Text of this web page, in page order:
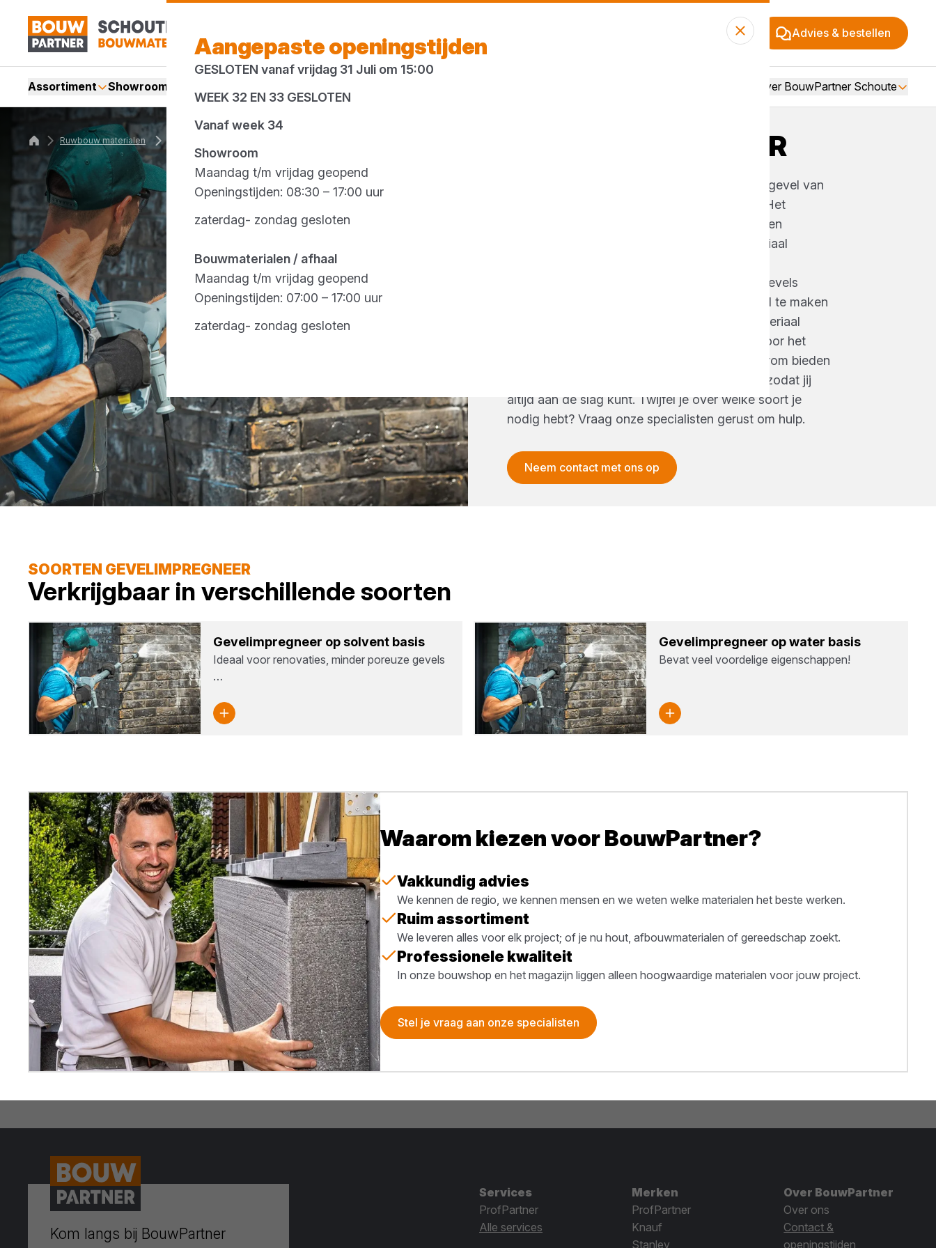
Advies & bestellen
Assortiment Showroom Over BouwPartner Schoute
GEVELIMPREGNEER
Onze gevelimpregneer is dé oplossing om de gevel van
jouw klant vuil- en waterafstotend te maken. Het
impregneermiddel geeft stenen constructies een
hydrofoob karakter, waardoor het gevelmateriaal
dampdoorlatend blijft. Zo help jij als vakman gevels
jarenlang mooi te houden en optimaal bestand te maken
tegen uiteenlopende weersinvloeden. Het materiaal
waaruit de gevel is opgebouwd is bepalend voor het
soort gevelimpregneer dat je nodig hebt. Daarom bieden
wij meerdere soorten aan van hoge kwaliteit, zodat jij
altijd aan de slag kunt. Twijfel je over welke soort je
nodig hebt? Vraag onze specialisten gerust om hulp.
Neem contact met ons op
Ruwbouw materialen
SOORTEN GEVELIMPREGNEER
Verkrijgbaar in verschillende soorten
Gevel­im­preg­neer op sol­vent basis
Ideaal voor renovaties, minder poreuze gevels
…
Gevel­im­preg­neer op water basis
Bevat veel voordelige eigenschappen!
Waarom kiezen voor BouwPartner?
Vakkundig advies
We kennen de regio, we kennen mensen en we weten welke materialen het beste werken.
Ruim assortiment
We leveren alles voor elk project; of je nu hout, afbouwmaterialen of gereedschap zoekt.
Professionele kwaliteit
In onze bouwshop en het magazijn liggen alleen hoogwaardige materialen voor jouw project.
Stel je vraag aan onze specialisten
Aangepaste openingstijden
GESLOTEN vanaf vrijdag 31 Juli om 15:00
WEEK 32 EN 33 GESLOTEN
Vanaf week 34
Showroom
Maandag t/m vrijdag geopend
Openingstijden: 08:30 – 17:00 uur
zaterdag- zondag gesloten
Bouwmaterialen / afhaal
Maandag t/m vrijdag geopend
Openingstijden: 07:00 – 17:00 uur
zaterdag- zondag gesloten
Kom langs bij BouwPartner
Services
ProfPartner
Alle services
Merken
ProfPartner
Knauf
Stanley
Over BouwPartner
Over ons
Contact &
openingstijden